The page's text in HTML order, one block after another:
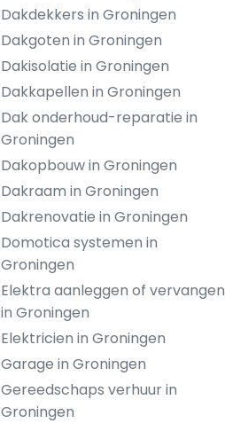
Dakdekkers in Groningen
Dakgoten in Groningen
Dakisolatie in Groningen
Dakkapellen in Groningen
Dak onderhoud-reparatie in
Groningen
Dakopbouw in Groningen
Dakraam in Groningen
Dakrenovatie in Groningen
Domotica systemen in
Groningen
Elektra aanleggen of vervangen
in Groningen
Elektricien in Groningen
Garage in Groningen
Gereedschaps verhuur in
Groningen